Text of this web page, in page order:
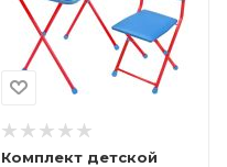
Комплект детской